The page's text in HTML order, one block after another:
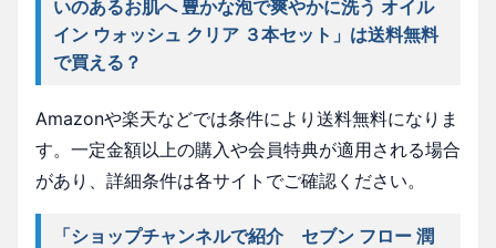
いのあるお肌へ 豊かな泡で爽やかに洗う オイル
イン ウォッシュ クリア ３本セット」は送料無料
で買える？
Amazonや楽天などでは条件により送料無料になりま
す。一定金額以上の購入や会員特典が適用される場合
があり、詳細条件は各サイトでご確認ください。
「ショップチャンネルで紹介 セブン フロー 潤